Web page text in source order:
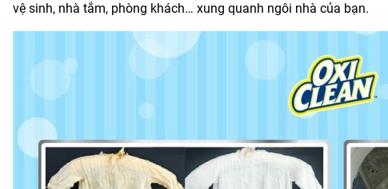
vệ sinh, nhà tắm, phòng khách… xung quanh ngôi nhà của bạn.